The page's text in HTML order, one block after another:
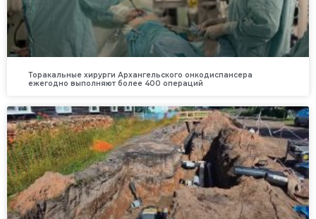
Торакальные хирурги Архангельского онкодиспансера
ежегодно выполняют более 400 операций